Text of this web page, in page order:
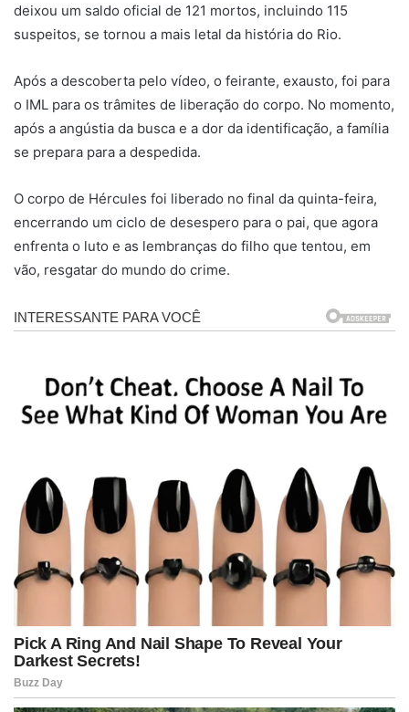
deixou um saldo oficial de 121 mortos, incluindo 115
suspeitos, se tornou a mais letal da história do Rio.
Após a descoberta pelo vídeo, o feirante, exausto, foi para
o IML para os trâmites de liberação do corpo. No momento,
após a angústia da busca e a dor da identificação, a família
se prepara para a despedida.
O corpo de Hércules foi liberado no final da quinta-feira,
encerrando um ciclo de desespero para o pai, que agora
enfrenta o luto e as lembranças do filho que tentou, em
vão, resgatar do mundo do crime.